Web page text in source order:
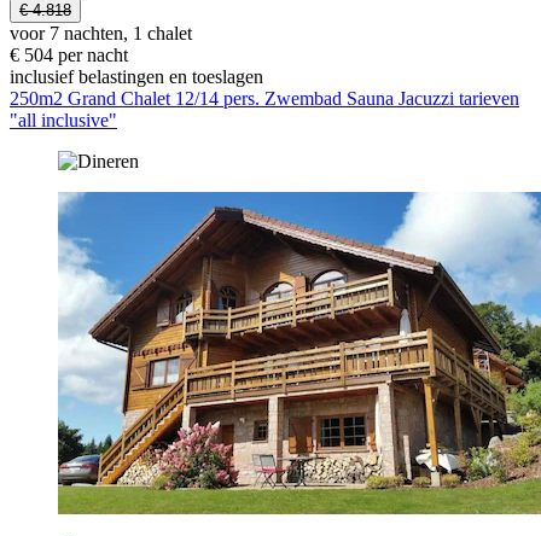
€ 4.818
voor 7 nachten, 1 chalet
€ 504 per nacht
inclusief belastingen en toeslagen
250m2 Grand Chalet 12/14 pers. Zwembad Sauna Jacuzzi tarieven
"all inclusive"